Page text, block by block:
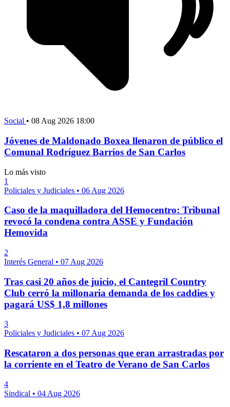
Social • 08 Aug 2026 18:00
Jóvenes de Maldonado Boxea llenaron de público el
Comunal Rodríguez Barrios de San Carlos
Lo más visto
1
Policiales y Judiciales • 06 Aug 2026
Caso de la maquilladora del Hemocentro: Tribunal
revocó la condena contra ASSE y Fundación
Hemovida
2
Interés General • 07 Aug 2026
Tras casi 20 años de juicio, el Cantegril Country
Club cerró la millonaria demanda de los caddies y
pagará US$ 1,8 millones
3
Policiales y Judiciales • 07 Aug 2026
Rescataron a dos personas que eran arrastradas por
la corriente en el Teatro de Verano de San Carlos
4
Sindical • 04 Aug 2026